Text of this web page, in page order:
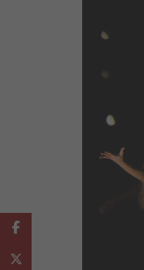
Facebook